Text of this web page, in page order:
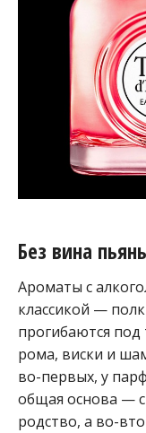
Без вина
Ароматы с
классикой —
прогибаются
рома, виски и
во-первых, у
общая основа —
родство, а во-